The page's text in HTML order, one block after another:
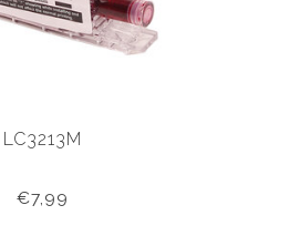
LC3213M
€7,99